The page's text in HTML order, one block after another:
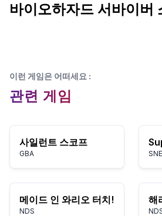
바이오하자드 서바이버
이런 게임은 어떠세요 :
관련 게임
사일런트 스코프
GBA
메이드 인 와리오 터치!
NDS
해